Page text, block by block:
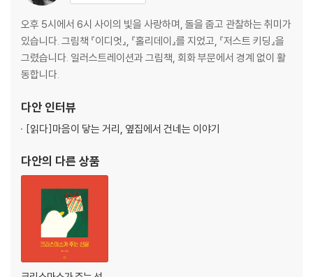
오후 5시에서 6시 사이의 빛을 사랑하며, 돌을 줍고 관찰하는 취미가
있습니다. 그림책 『이디엇』, 『홀리데이』를 지었고, 『저스트 키딩』을
그렸습니다. 일러스트레이션과 그림책, 회화 부문에서 경계 없이 활
동합니다.
다안 인터뷰
[읽다]마음이 닿는 거리, 옆집에서 건네는 이야기
다안의 다른 상품